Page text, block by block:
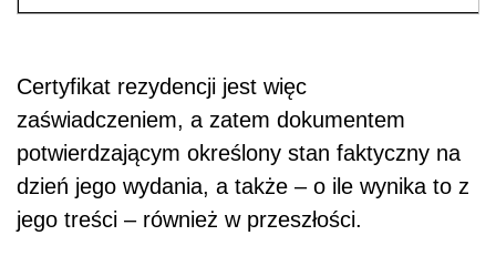
Certyfikat rezydencji jest więc
zaświadczeniem, a zatem dokumentem
potwierdzającym określony stan faktyczny na
dzień jego wydania, a także – o ile wynika to z
jego treści – również w przeszłości.